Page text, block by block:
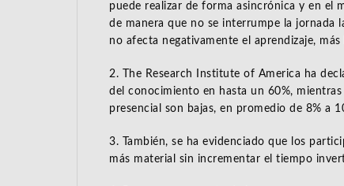
puede realizar de forma asincrónica y en el
de manera que no se interrumpe la jornada
no afecta negativamente el aprendizaje,
2. The Research Institute of America ha
del conocimiento en hasta un 60%,
presencial son bajas, en promedio de 8% a
3. También, se ha evidenciado que los
más material sin incrementar el tiempo